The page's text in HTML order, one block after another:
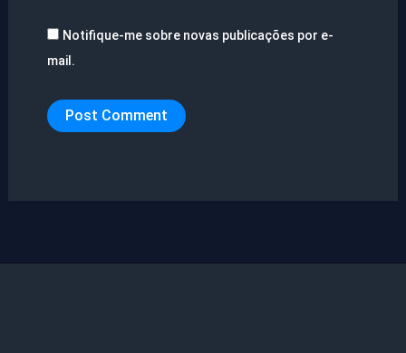
Notifique-me sobre novas publicações por e-
mail.